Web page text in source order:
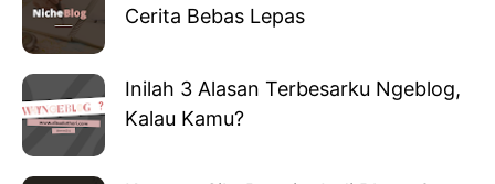
Cerita Bebas Lepas
Inilah 3 Alasan Terbesarku Ngeblog,
Kalau Kamu?